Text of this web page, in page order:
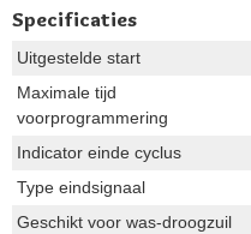
Specificaties
Uitgestelde start
Maximale tijd
voorprogrammering
Indicator einde cyclus
Type eindsignaal
Geschikt voor was-droogzuil